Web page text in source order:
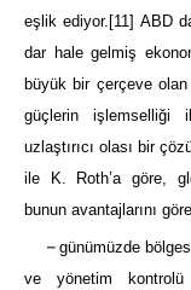
eşlik ediyor. [11] ABD
dar hale gelmiş
büyük bir çerçeve olan
güçlerin işlemselliği
uzlaştırıcı olası bir
ile K. Roth’a göre,
bunun avantajlarını
– günümüzde
ve yönetim